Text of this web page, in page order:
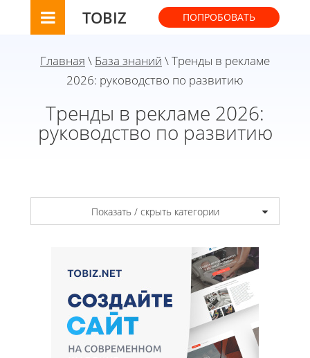
TOBIZ ПОПРОБОВАТЬ
Главная \ База знаний \ Тренды в рекламе
2026: руководство по развитию
Тренды в рекламе 2026:
руководство по развитию
Показать / скрыть категории